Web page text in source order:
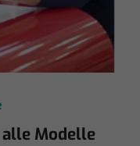
Modelle